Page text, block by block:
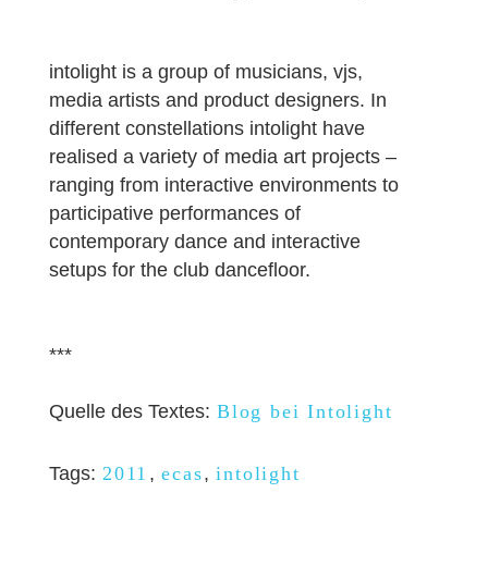
intolight is a group of musicians, vjs,
media artists and product designers. In
different constellations intolight have
realised a variety of media art projects –
ranging from interactive environments to
participative performances of
contemporary dance and interactive
setups for the club dancefloor.
***
Quelle des Textes: Blog bei Intolight
Tags: 2011 , ecas, intolight